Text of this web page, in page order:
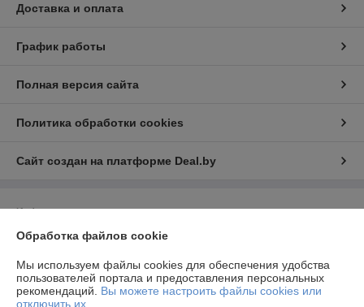
Доставка и оплата
График работы
Полная версия сайта
Политика обработки cookies
Сайт создан на платформе Deal.by
Информация для покупателя
Юридическое лицо:Общество с ограниченной ответственностью
220137, г.Минск, ул.Томская, д.65, корп.2, пом.1Г
Регистрационный номер ЕГР: 193663038
Обработка файлов cookie
Мы используем файлы cookies для обеспечения удобства
пользователей портала и предоставления персональных
рекомендаций. Вы можете настроить файлы cookies или
отключить их.